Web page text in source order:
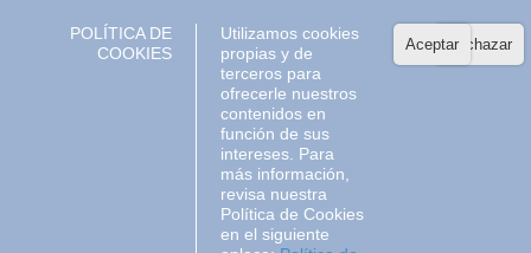
POLÍTICA DE
COOKIES
Rechazar
Aceptar
Utilizamos cookies
propias y de
terceros para
ofrecerle nuestros
contenidos en
función de sus
intereses. Para
más información,
revisa nuestra
Política de Cookies
en el siguiente